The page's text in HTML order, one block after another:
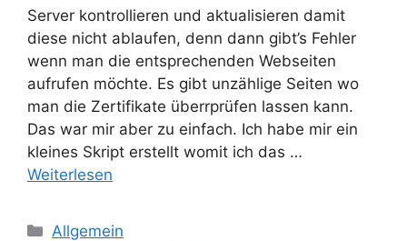
Server kontrollieren und aktualisieren damit
diese nicht ablaufen, denn dann gibt’s Fehler
wenn man die entsprechenden Webseiten
aufrufen möchte. Es gibt unzählige Seiten wo
man die Zertifikate überrprüfen lassen kann.
Das war mir aber zu einfach. Ich habe mir ein
kleines Skript erstellt womit ich das …
Weiterlesen
Kategorien
Allgemein